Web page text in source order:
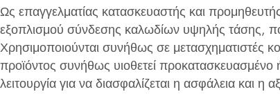
Ως επαγγελματίας κατασκευαστής και
εξοπλισμού σύνδεσης καλωδίων υψηλής τάσης,
Χρησιμοποιούνται συνήθως σε μετασχηματιστές
προϊόντος συνήθως υιοθετεί
λειτουργία για να διασφαλίζεται η ασφάλεια και η